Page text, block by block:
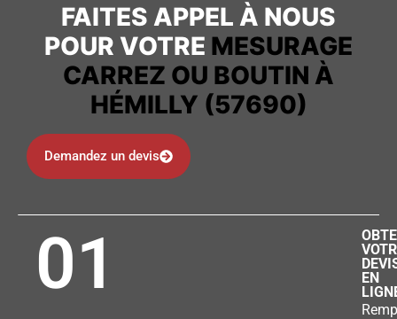
FAITES APPEL À NOUS
POUR VOTRE MESURAGE
CARREZ OU BOUTIN À
HÉMILLY (57690)
Demandez un devis
01
EN